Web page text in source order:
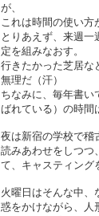
が、
これは時間の使い方
とりあえず、来週
定を組みなおす。
行きたかった芝居
無理だ（汗）
ちなみに、毎年書い
ばれている）の時間
夜は新宿の学校で稽
読みあわせをしつつ
て、キャスティング
火曜日はそんな中、
惑をかけながら、人